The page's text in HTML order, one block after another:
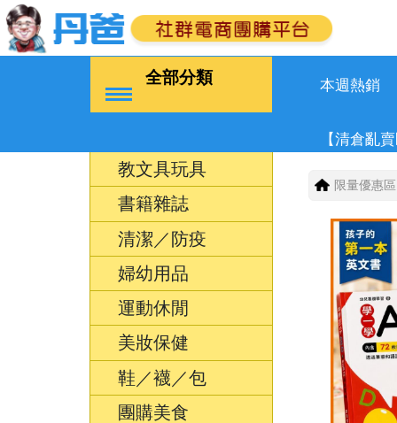
全部分類 本週熱銷
【清倉亂
教文具玩具
書籍雜誌
清潔／防疫
婦幼用品
運動休閒
美妝保健
鞋／襪／包
團購美食
限量優惠區